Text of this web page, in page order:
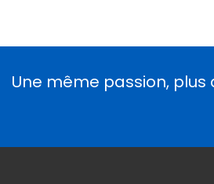
Une même passion, plus